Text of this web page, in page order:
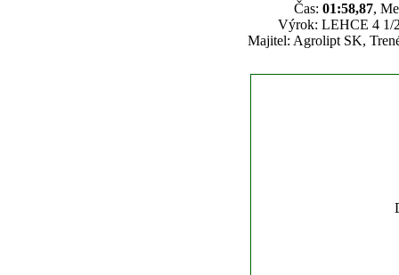
Čas: 01:58,87,
Výrok: LEHCE 4 1/
Majitel: Agrolipt SK,